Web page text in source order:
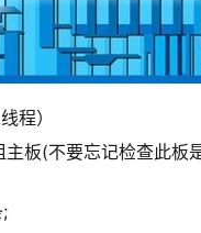
程）
主板(不要忘记检查此